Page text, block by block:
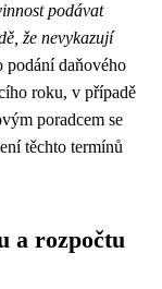
podávat
že nevykazují
podání daňového
roku, v případě
poradcem se
těchto termínů
a rozpočtu